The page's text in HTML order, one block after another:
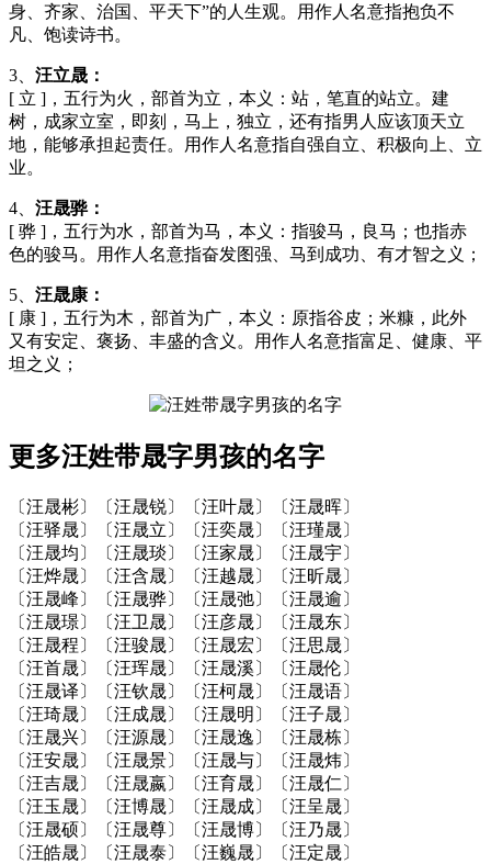
身、齐家、治国、平天下”的人生观。用作人名意指抱负不
凡、饱读诗书。
3、 汪立晟：
[ 立 ]，五行为火，部首为立，本义：站，笔直的站立。建
树，成家立室，即刻，马上，独立，还有指男人应该顶天立
地，能够承担起责任。用作人名意指自强自立、积极向上、立
业。
4、 汪晟骅：
[ 骅 ]，五行为水，部首为马，本义：指骏马，良马；也指赤
色的骏马。用作人名意指奋发图强、马到成功、有才智之义；
5、 汪晟康：
[ 康 ]，五行为木，部首为广，本义：原指谷皮；米糠，此外
又有安定、褒扬、丰盛的含义。用作人名意指富足、健康、平
坦之义；
更多汪姓带晟字男孩的名字
〔汪晟彬〕〔汪晟锐〕〔汪叶晟〕〔汪晟晖〕
〔汪驿晟〕〔汪晟立〕〔汪奕晟〕〔汪瑾晟〕
〔汪晟均〕〔汪晟琰〕〔汪家晟〕〔汪晟宇〕
〔汪烨晟〕〔汪含晟〕〔汪越晟〕〔汪昕晟〕
〔汪晟峰〕〔汪晟骅〕〔汪晟弛〕〔汪晟逾〕
〔汪晟璟〕〔汪卫晟〕〔汪彦晟〕〔汪晟东〕
〔汪晟程〕〔汪骏晟〕〔汪晟宏〕〔汪思晟〕
〔汪首晟〕〔汪珲晟〕〔汪晟溪〕〔汪晟伦〕
〔汪晟译〕〔汪钦晟〕〔汪柯晟〕〔汪晟语〕
〔汪琦晟〕〔汪成晟〕〔汪晟明〕〔汪子晟〕
〔汪晟兴〕〔汪源晟〕〔汪晟逸〕〔汪晟栋〕
〔汪安晟〕〔汪晟景〕〔汪晟与〕〔汪晟炜〕
〔汪吉晟〕〔汪晟嬴〕〔汪育晟〕〔汪晟仁〕
〔汪玉晟〕〔汪博晟〕〔汪晟成〕〔汪呈晟〕
〔汪晟硕〕〔汪晟尊〕〔汪晟博〕〔汪乃晟〕
〔汪皓晟〕〔汪晟泰〕〔汪巍晟〕〔汪定晟〕